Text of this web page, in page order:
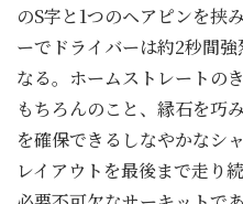
のS字と1つのヘアピンを挟
ーでドライバーは約2秒間
なる。ホームストレートの
もちろんのこと、縁石を巧
を確保できるしなやかなシ
レイアウトを最後まで走り